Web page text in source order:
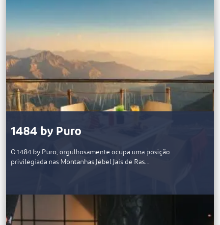
1484 by Puro
O 1484 by Puro, orgulhosamente ocupa uma posição
privilegiada nas Montanhas Jebel Jais de Ras…